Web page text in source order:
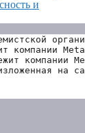
и
компании
компании
на